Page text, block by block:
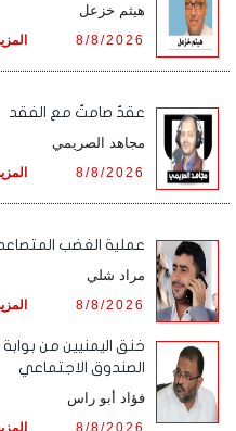
هيثم خزعل
8/8/2026
عقدٌ صامتٌ مع الفقد
مجاهد الصريمي
8/8/2026
‏عملية الغضب المتصاعد
مراد شلي
8/8/2026
خنق اليمنيين من بوابة
الصندوق الاجتماعي
فؤاد أبو راس
8/8/2026